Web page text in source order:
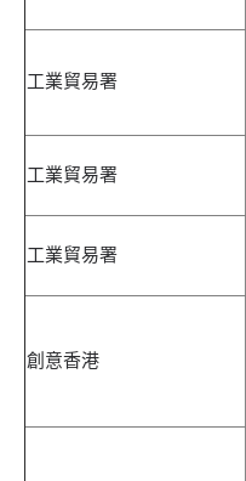
工業貿易署
工業貿易署
工業貿易署
創意香港